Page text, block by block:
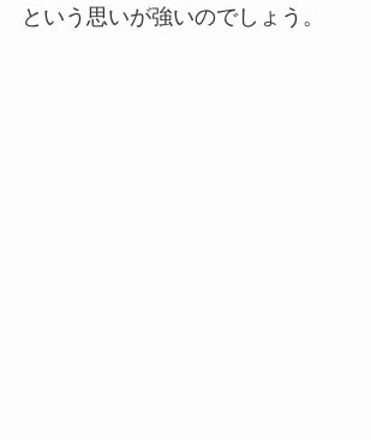
という思いが強いのでしょう。